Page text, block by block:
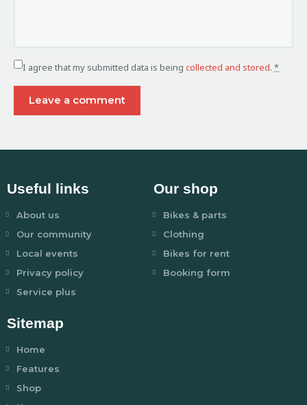
I agree that my submitted data is being collected and stored. *
Useful links
About us
Our community
Local events
Privacy policy
Service plus
Our shop
Bikes & parts
Clothing
Bikes for rent
Booking form
Sitemap
Home
Features
Shop